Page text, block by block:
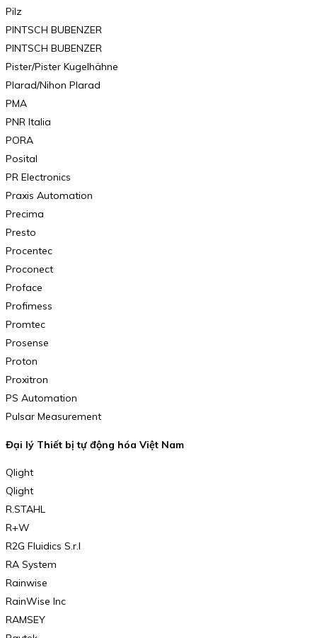
Pilz
PINTSCH BUBENZER
PINTSCH BUBENZER
Pister/Pister Kugelhähne
Plarad/Nihon Plarad
PMA
PNR Italia
PORA
Posital
PR Electronics
Praxis Automation
Precima
Presto
Procentec
Proconect
Proface
Profimess
Promtec
Prosense
Proton
Proxitron
PS Automation
Pulsar Measurement
Đại lý Thiết bị tự động hóa Việt Nam
Qlight
Qlight
R.STAHL
R+W
R2G Fluidics S.r.l
RA System
Rainwise
RainWise Inc
RAMSEY